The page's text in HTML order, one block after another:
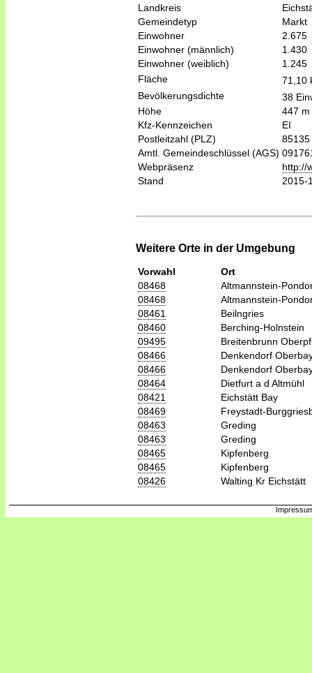
Landkreis
Gemeindetyp
Markt
Einwohner
2.675
Einwohner (männlich)
1.430
Einwohner (weiblich)
1.245
Fläche
71,10
Bevölkerungsdichte
38
Höhe
447 m
Kfz-Kennzeichen
EI
Postleitzahl (PLZ)
85135
Amtl. Gemeindeschlüssel (AGS)
Webpräsenz
http://
Stand
2015-
Weitere Orte in der Umgebung
Vorwahl
Ort
08468
Altmannstein-
08468
Altmannstein-
08461
Beilngries
08460
Berching-Holnstein
09495
Breitenbrunn Oberpf
08466
Denkendorf
08466
Denkendorf
08464
Dietfurt a d Altmühl
08421
Eichstätt Bay
08469
Freystadt-
08463
Greding
08463
Greding
08465
Kipfenberg
08465
Kipfenberg
08426
Walting Kr Eichstätt